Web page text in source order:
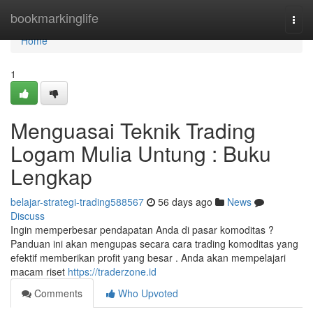
bookmarkinglife
Home
Home
1
Menguasai Teknik Trading
Logam Mulia Untung : Buku
Lengkap
belajar-strategi-trading588567 56 days ago
News
Discuss
Ingin memperbesar pendapatan Anda di pasar komoditas ?
Panduan ini akan mengupas secara cara trading komoditas yang
efektif memberikan profit yang besar . Anda akan mempelajari
macam riset https://traderzone.id
Comments
Who Upvoted